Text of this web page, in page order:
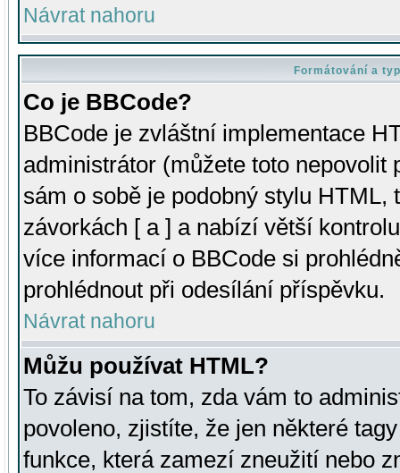
Návrat nahoru
Formátování a
Co je BBCode?
BBCode je zvláštní implementace
administrátor (můžete toto
sám o sobě je podobný stylu HTML,
závorkách [ a ] a nabízí větší
více informací o BBCode si
prohlédnout při odesílání příspěvku.
Návrat nahoru
Můžu používat HTML?
To závisí na tom, zda vám to
povoleno, zjistíte, že jen některé
funkce, která zamezí zneužití nebo